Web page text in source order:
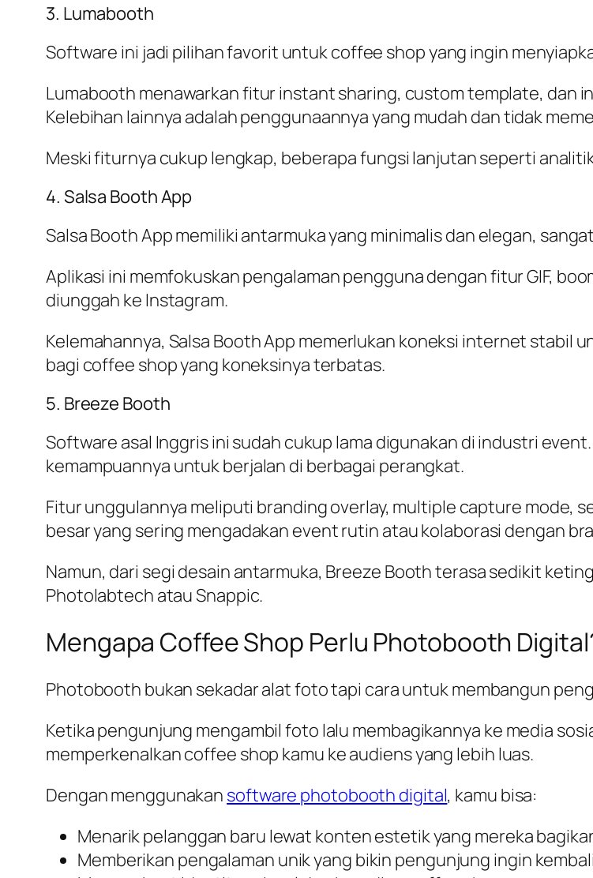
3. Lumabooth
Software ini jadi pilihan favorit untuk coffee shop yang ingin
Lumabooth menawarkan fitur instant sharing, custom template, dan
Kelebihan lainnya adalah penggunaannya yang mudah dan tidak
Meski fiturnya cukup lengkap, beberapa fungsi lanjutan seperti
4. Salsa Booth App
Salsa Booth App memiliki antarmuka yang minimalis dan elegan,
Aplikasi ini memfokuskan pengalaman pengguna dengan fitur GIF,
diunggah ke Instagram.
Kelemahannya, Salsa Booth App memerlukan koneksi internet stabil
bagi coffee shop yang koneksinya terbatas.
5. Breeze Booth
Software asal Inggris ini sudah cukup lama digunakan di industri
kemampuannya untuk berjalan di berbagai perangkat.
Fitur unggulannya meliputi branding overlay, multiple capture mode,
besar yang sering mengadakan event rutin atau kolaborasi dengan
Namun, dari segi desain antarmuka, Breeze Booth terasa sedikit
Photolabtech atau Snappic.
Mengapa Coffee Shop Perlu Photobooth
Photobooth bukan sekadar alat foto tapi cara untuk membangun
Ketika pengunjung mengambil foto lalu membagikannya ke media
memperkenalkan coffee shop kamu ke audiens yang lebih luas.
Dengan menggunakan software photobooth digital, kamu bisa:
Menarik pelanggan baru lewat konten estetik yang mereka
Memberikan pengalaman unik yang bikin pengunjung ingin